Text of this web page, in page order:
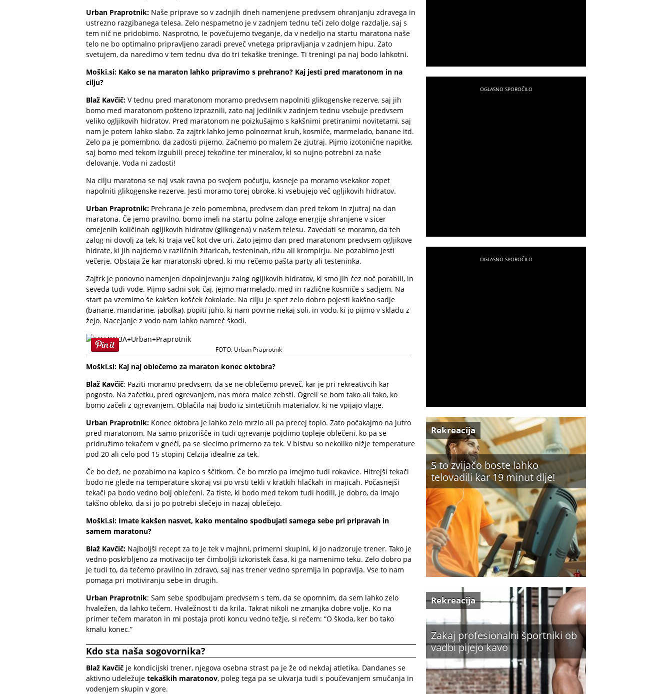
Urban Praprotnik: Naše priprave so v zadnjih dneh namenjene predvsem ohranjanju zdravega in
ustrezno razgibanega telesa. Zelo nespametno je v zadnjem tednu teči zelo dolge razdalje, saj s
tem nič ne pridobimo. Nasprotno, le povečujemo tveganje, da v nedeljo na startu maratona naše
telo ne bo optimalno pripravljeno zaradi preveč vnetega pripravljanja v zadnjem hipu. Zato
svetujem, da naredimo v tem tednu dva do tri tekaške treninge. Ti treningi pa naj bodo lahkotni.
Moški.si: Kako se na maraton lahko pripravimo s prehrano? Kaj jesti pred maratonom in na
cilju?
Blaž Kavčič: V tednu pred maratonom moramo predvsem napolniti glikogenske rezerve, saj jih
bomo med maratonom pošteno izpraznili, zato naj jedilnik v zadnjem tednu vsebuje predvsem
veliko ogljikovih hidratov. Pred maratonom ne poizkušajmo s kakšnimi pretiranimi novitetami, saj
nam je potem lahko slabo. Za zajtrk lahko jemo polnozrnat kruh, kosmiče, marmelado, banane itd.
Zelo pa je pomembno, da zadosti pijemo. Začnemo po malem že zjutraj. Pijmo izotonične napitke,
saj bomo med tekom izgubili precej tekočine ter mineralov, ki so nujno potrebni za naše
delovanje. Voda ni zadosti!
Na cilju maratona se naj vsak ravna po svojem počutju, kasneje pa moramo vsekakor zopet
napolniti glikogenske rezerve. Jesti moramo torej obroke, ki vsebujejo več ogljikovih hidratov.
Urban Praprotnik: Prehrana je zelo pomembna, predvsem dan pred tekom in zjutraj na dan
maratona. Če jemo pravilno, bomo imeli na startu polne zaloge energije shranjene v sicer
omejenih količinah ogljikovih hidratov (glikogena) v našem telesu. Zavedati se moramo, da teh
zalog ni dovolj za tek, ki traja več kot dve uri. Zato jejmo dan pred maratonom predvsem ogljikove
hidrate, ki jih najdemo v različnih žitaricah, testeninah, rižu ali krompirju. Ne pozabimo jesti
večerje. Obstaja že kar maratonski obred, ki mu rečemo pašta party ali testeninka.
Zajtrk je ponovno namenjen dopolnjevanju zalog ogljikovih hidratov, ki smo jih čez noč porabili, in
seveda tudi vode. Pijmo sadni sok, čaj, jejmo marmelado, med in različne kosmiče s sadjem. Na
start pa vzemimo še kakšen košček čokolade. Na cilju je spet zelo dobro pojesti kakšno sadje
(banane, mandarine, jabolka), popiti juho, ki nam povrne nekaj soli, in vodo, ki jo pijmo v skladu z
žejo. Nacejanje z vodo nam lahko namreč škodi.
FOTO: Urban Praprotnik
Moški.si: Kaj naj oblečemo za maraton konec oktobra?
Blaž Kavčič: Paziti moramo predvsem, da se ne oblečemo preveč, kar je pri rekreativcih kar
pogosto. Na začetku, pred ogrevanjem, nas mora malce zebsti. Ogreli se bom tako ali tako, ko
bomo začeli z ogrevanjem. Oblačila naj bodo iz sintetičnih materialov, ki ne vpijajo vlage.
Urban Praprotnik: Konec oktobra je lahko zelo mrzlo ali pa precej toplo. Zato počakajmo na jutro
pred maratonom. Na samo prizorišče in tudi ogrevanje pojdimo topleje oblečeni, ko pa se
pridružimo tekačem v gneči, pa se slecimo primerno za tek. V bistvu so nekoliko nižje temperature
pod 20 ali celo pod 15 stopinj Celzija idealne za tek.
Če bo dež, ne pozabimo na kapico s ščitkom. Če bo mrzlo pa imejmo tudi rokavice. Hitrejši tekači
bodo ne glede na temperature skoraj vsi po vrsti tekli v kratkih hlačkah in majicah. Počasnejši
tekači pa bodo vedno bolj oblečeni. Za tiste, ki bodo med tekom tudi hodili, je dobro, da imajo
takšno obleko, da si jo po potrebi slečejo in nazaj oblečejo.
Moški.si: Imate kakšen nasvet, kako mentalno spodbujati samega sebe pri pripravah in
samem maratonu?
Blaž Kavčič: Najboljši recept za to je tek v majhni, primerni skupini, ki jo nadzoruje trener. Tako je
vedno poskrbljeno za motivacijo ter čimboljši izkoristek časa, ki ga namenimo teku. Zelo dobro pa
je tudi to, da tečemo pravilno in zdravo, saj nas trener vedno spremlja in popravlja. Vse to nam
pomaga pri motiviranju sebe in drugih.
Urban Praprotnik: Sam sebe spodbujam predvsem s tem, da se opomnim, da sem lahko zelo
hvaležen, da lahko tečem. Hvaležnost ti da krila. Takrat nikoli ne zmanjka dobre volje. Ko na
primer tečem maraton in mi postaja proti koncu vedno težje, si rečem: “O škoda, ker bo tako
kmalu konec.”
Kdo sta naša sogovornika?
Blaž Kavčič je kondicijski trener, njegova osebna strast pa je že od nekdaj atletika. Dandanes se
aktivno udeležuje tekaških maratonov, poleg tega pa se ukvarja tudi s poučevanjem smučanja in
vodenjem skupin v gore.
S to zvijačo boste lahko
telovadili kar 19 minut dlje!
Rekreacija
Zakaj profesionalni športniki ob
vadbi pijejo kavo
Rekreacija